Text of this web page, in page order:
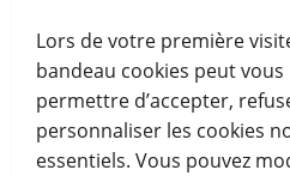
Lors de votre première
bandeau cookies peut vous
permettre d’accepter,
personnaliser les cookies
essentiels. Vous pouvez